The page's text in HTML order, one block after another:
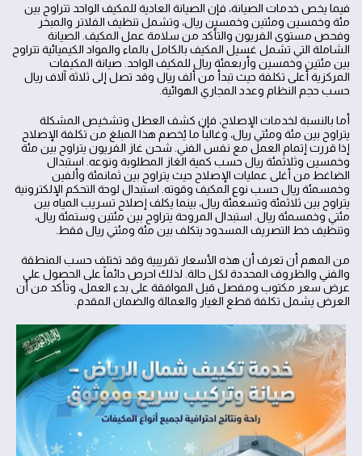
فيما يخص خدمات الصيانة، فإن الصيانة العادية للمكيف الواحد تتراوح بين
مئة وخمسين ومئتين وخمسين ريال، وتشمل تنظيف الفلاتر والمبخر
وفحص مستوى الفريون والتأكد من سلامة عمل المكيف. الصيانة
الشاملة التي تشمل غسيل المكيف بالكامل بالماء والمواد الكيميائية تتراوح
بين مئتين وخمسين وأربعمئة ريال للمكيف الواحد. صيانة المكيفات
المركزية أعلى تكلفة حيث تبدأ من ألف ريال وقد تصل إلى ثلاثة آلاف ريال
حسب حجم النظام وعدد المجاري الهوائية.
أما بالنسبة لخدمات الإصلاح، فإن كشف العطل وتشخيص المشكلة
يتراوح بين مئة ومئتي ريال، وغالباً ما يُخصم هذا المبلغ من تكلفة الإصلاح
إذا قررت إتمام العمل مع نفس الفني. شحن غاز الفريون يتراوح بين مئة
وخمسين وثلاثمئة ريال حسب كمية الغاز المطلوبة ونوعه. استبدال
الضاغط من أغلى عمليات الإصلاح حيث يتراوح بين ثمانمئة وألفين
وخمسمئة ريال حسب نوع المكيف وقوته. استبدال لوحة التحكم الإلكترونية
يتراوح بين ثلاثمئة وتسعمئة ريال، بينما يكلف إصلاح تسريب المياه بين
مئتي وخمسمئة ريال. استبدال المروحة يتراوح بين مئتين وستمئة ريال،
وتنظيف خط التصريف المسدود يتكلف بين مئة ومئتي ريال فقط.
من المهم أن تعرف أن هذه الأسعار تقريبية وقد تختلف حسب المنطقة
والفني والظروف المحددة لكل حالة. لذلك احرص دائماً على الحصول على
عرض سعر مكتوب ومفصل قبل الموافقة على بدء العمل، وتأكد من أن
العرض يشمل تكلفة قطع الغيار والعمالة والضمان المقدم.